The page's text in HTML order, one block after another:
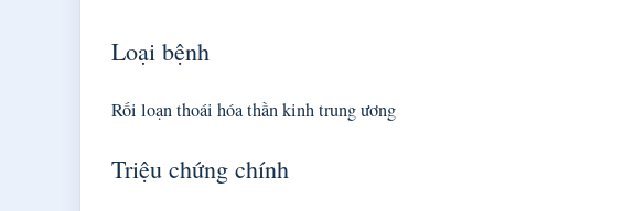
Loại bệnh
Rối loạn thoái hóa thần kinh trung ương
Triệu chứng chính